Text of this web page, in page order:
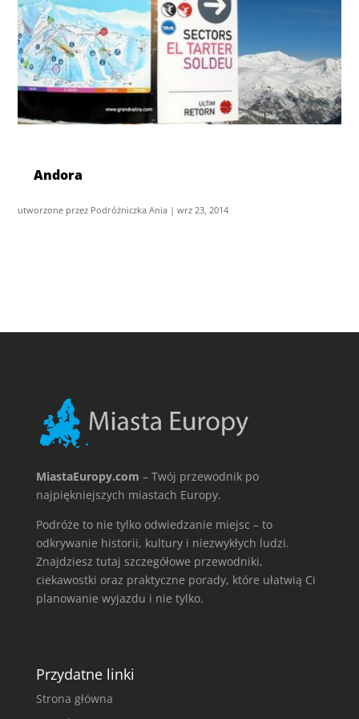
Andora
utworzone przez Podróżniczka Ania |wrz 23, 2014
MiastaEuropy.com – Twój przewodnik po
najpiękniejszych miastach Europy.
Podróże to nie tylko odwiedzanie miejsc – to
odkrywanie historii, kultury i niezwykłych ludzi.
Znajdziesz tutaj szczegółowe przewodniki,
ciekawostki oraz praktyczne porady, które ułatwią Ci
planowanie wyjazdu i nie tylko.
Przydatne linki
Strona główna